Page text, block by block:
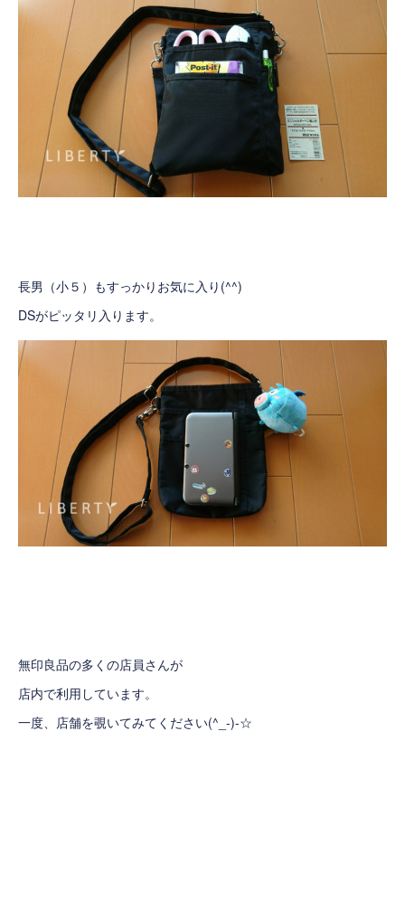
長男（小５）もすっかりお気に入り(^^)
DSがピッタリ入ります。
無印良品の多くの店員さんが
店内で利用しています。
一度、店舗を覗いてみてください(^_-)-☆